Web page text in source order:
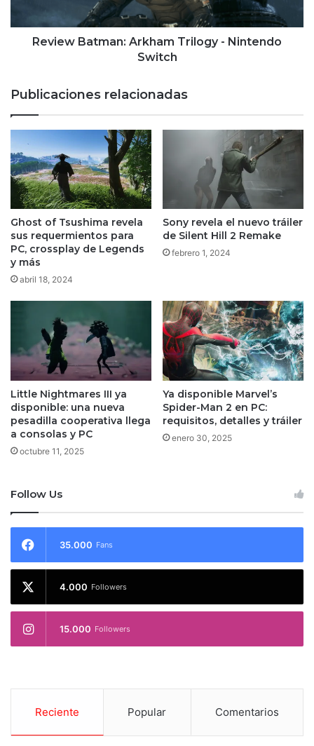
Review Batman: Arkham Trilogy - Nintendo
Switch
Publicaciones relacionadas
Ghost of Tsushima revela
sus requermientos para
PC, crossplay de Legends
y más
abril 18, 2024
Sony revela el nuevo tráiler
de Silent Hill 2 Remake
febrero 1, 2024
Little Nightmares III ya
disponible: una nueva
pesadilla cooperativa llega
a consolas y PC
octubre 11, 2025
Ya disponible Marvel’s
Spider-Man 2 en PC:
requisitos, detalles y tráiler
enero 30, 2025
Follow Us
35.000 Fans
4.000 Followers
15.000 Followers
Reciente Popular Comentarios